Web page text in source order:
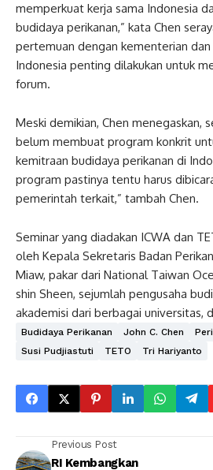
memperkuat kerja sama Indonesia
budidaya perikanan,” kata Chen
pertemuan dengan kementerian
Indonesia penting dilakukan untuk
forum.
Meski demikian, Chen menegaskan,
belum membuat program konkrit
kemitraan budidaya perikanan di
program pastinya tentu harus
pemerintah terkait,” tambah Chen.
Seminar yang diadakan ICWA dan
oleh Kepala Sekretaris Badan
Miaw, pakar dari National Taiwan
shin Sheen, sejumlah pengusaha
akademisi dari berbagai universitas,
Budidaya Perikanan John C. Chen
Susi Pudjiastuti
TETO Tri Hariyanto
Previous Post
RI Kembangkan